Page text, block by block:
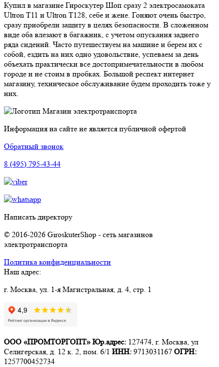
Купил в магазине Гироскутер Шоп сразу 2 электросамоката
Ultron T11 и Ultron T128, себе и жене. Гоняют очень быстро,
сразу приобрели защиту в целях безопасности. В сложенном
виде оба влезают в багажник, с учетом опускания заднего
ряда сидений. Часто путешествуем на машине и берем их с
собой, ездить на них одно удовольствие, успеваем за день
объехать практически все достопримечательности в любом
городе и не стоим в пробках. Большой респект интернет
магазину, техническое обслуживание будем проходить тоже у
них.
Магазин электротранспорта
Информация на сайте не является публичной офертой
Обратный звонок
8 (495) 795-43-44
Написать директору
© 2016-2026 GiroskuterShop - сеть магазинов
электротранспорта
Политика конфиденциальности
Наш адрес:
г. Москва, ул. 1-я Магистральная, д. 4, стр. 1
ООО «ПРОМТОРГОПТ» Юр.адрес: 127474, г. Москва, ул
Селигерская, д. 12 к. 2, пом. 6/1 ИНН: 9713031167 ОГРН:
1257700452734